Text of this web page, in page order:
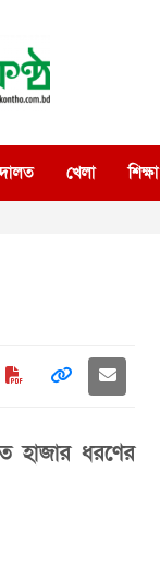
খেলা শিক্ষা
হাজার ধরণের